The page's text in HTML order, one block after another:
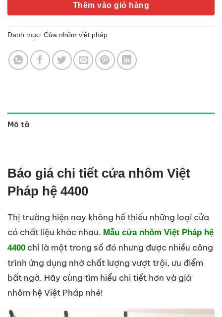
Thêm vào giỏ hàng
Danh mục: Cửa nhôm việt pháp
Mô tả
Báo giá chi tiết cửa nhôm Việt
Pháp hệ 4400
Thị trường hiện nay không hề thiếu những loại cửa
có chất liệu khác nhau. Mẫu cửa nhôm Việt Pháp hệ
4400 chỉ là một trong số đó nhưng được nhiều công
trình ứng dụng nhờ chất lượng vượt trội, ưu điểm
bất ngờ. Hãy cùng tìm hiểu chi tiết hơn và giá
nhôm hệ Việt Pháp nhé!